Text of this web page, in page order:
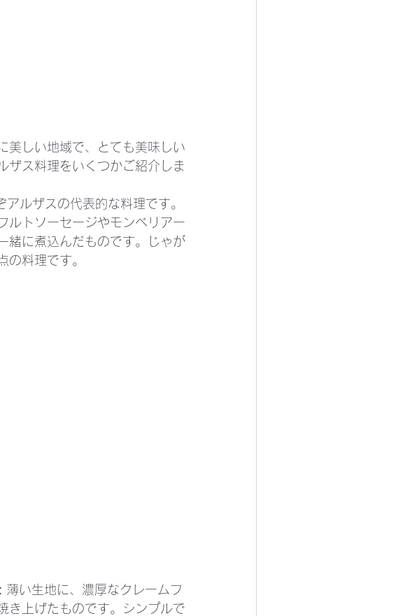
美しい地域で、とても美味しい
ザス料理をいくつかご紹介しま
アルザスの代表的な料理です。
ルトソーセージやモンベリアー
緒に煮込んだものです。じゃが
の料理です。
薄い生地に、濃厚なクレームフ
き上げたものです。シンプルで